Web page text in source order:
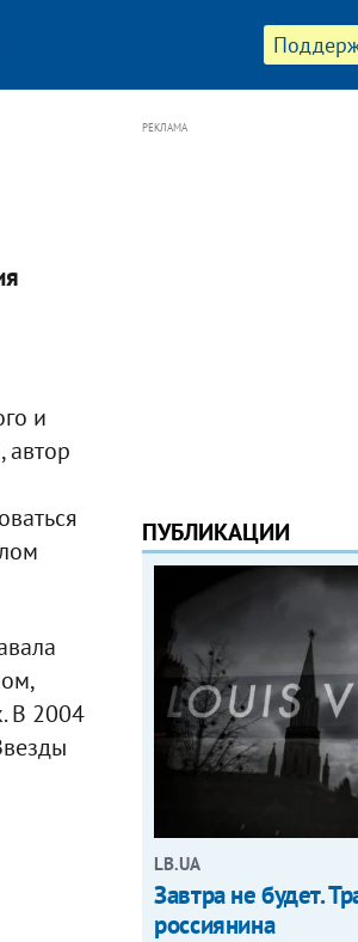
и
автор
В 2004
РЕКЛАМА
ПУБЛИКАЦИИ
LB.UA
Завтра не будет.
россиянина